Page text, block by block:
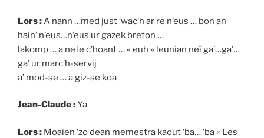
Lors :A nann …med just ‘wac’h ar re n’eus … bon an
hain’ n’eus…n’eus ur gazek breton …
lakomp … a nefe c’hoant … « euh » leuniañ neï ga’…ga’…
ga’ ur marc’h-servij
a’ mod-se … a giz-se koa
Jean-Claude :Ya
Lors : Moaien ‘zo deañ memestra kaout ‘ba… ‘ba « Les